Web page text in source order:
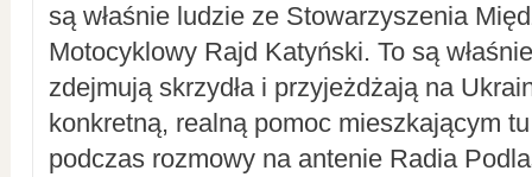
są właśnie ludzie ze Stowarzyszenia
Motocyklowy Rajd Katyński. To są
zdejmują skrzydła i przyjeżdżają na
konkretną, realną pomoc mieszkającym
podczas rozmowy na antenie Radia